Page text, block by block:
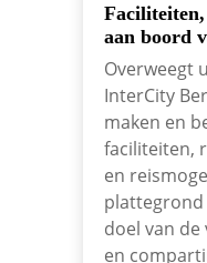
aan boord
Overweegt
InterCity
maken en
faciliteiten,
en
plattegrond
doel van
en